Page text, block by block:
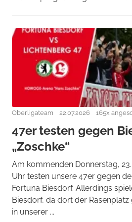
Oberligateam 22.07.2026 165x
47er testen gegen
„Zoschke“
Am kommenden Donnerstag,
Uhr testen unsere 47er gegen
Fortuna Biesdorf. Allerdings
Biesdorf, da dort der
in unserer ...